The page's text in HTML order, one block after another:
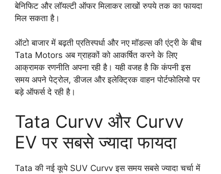
बेनिफिट और लॉयल्टी ऑफर मिलाकर लाखों रुपये तक का फायदा
मिल सकता है।
ऑटो बाजार में बढ़ती प्रतिस्पर्धा और नए मॉडल्स की एंट्री के बीच
Tata Motors अब ग्राहकों को आकर्षित करने के लिए
आक्रामक रणनीति अपना रही है। यही वजह है कि कंपनी इस
समय अपने पेट्रोल, डीजल और इलेक्ट्रिक वाहन पोर्टफोलियो पर
बड़े ऑफर्स दे रही है।
Tata Curvv और Curvv
EV पर सबसे ज्यादा फायदा
Tata की नई कूपे SUV Curvv इस समय सबसे ज्यादा चर्चा में